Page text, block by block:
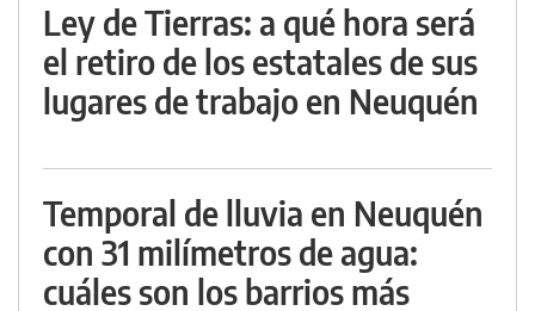
Ley de Tierras: a qué hora será
el retiro de los estatales de sus
lugares de trabajo en Neuquén
Temporal de lluvia en Neuquén
con 31 milímetros de agua:
cuáles son los barrios más